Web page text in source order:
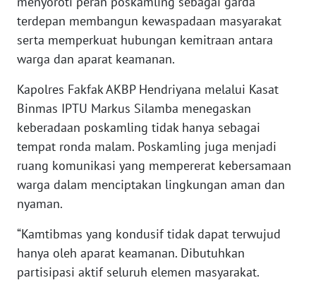
terdepan membangun kewaspadaan masyarakat
serta memperkuat hubungan kemitraan antara
warga dan aparat keamanan.
Kapolres Fakfak AKBP Hendriyana melalui Kasat
Binmas IPTU Markus Silamba menegaskan
keberadaan poskamling tidak hanya sebagai
tempat ronda malam. Poskamling juga menjadi
ruang komunikasi yang mempererat kebersamaan
warga dalam menciptakan lingkungan aman dan
nyaman.
“Kamtibmas yang kondusif tidak dapat terwujud
hanya oleh aparat keamanan. Dibutuhkan
partisipasi aktif seluruh elemen masyarakat.
WN
BABEL
WN
WN
SUMSEL
WN
BENGKULU
LAMPUNG
WN